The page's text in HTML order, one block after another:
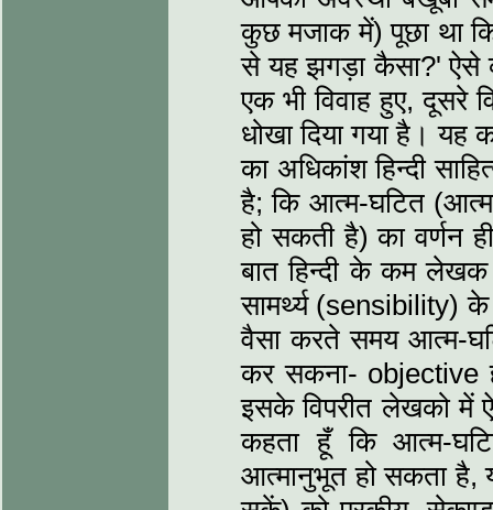
कुछ मजाक में) पूछा था
से यह झगड़ा कैसा?' ऐसे
एक भी विवाह हुए, दूसरे
धोखा दिया गया है।
का अधिकांश हिन्दी
है; कि आत्म-घटित
हो सकती है) का वर्णन
बात हिन्दी के कम
सामर्थ्य (sensibility)
वैसा करते समय आत्म-
कर सकना- objective
इसके विपरीत लेखको में
कहता हूँ कि आत्म-
आत्मानुभूत हो सकता है,